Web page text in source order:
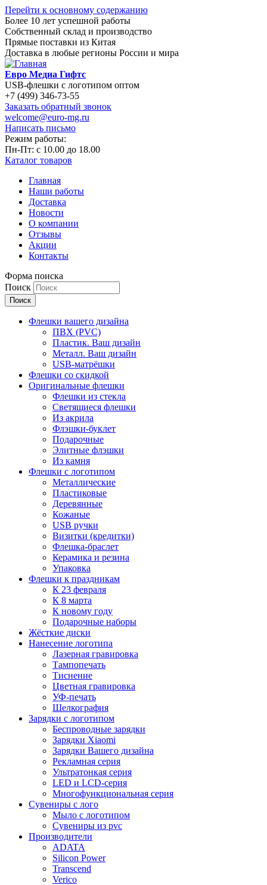
Перейти к основному содержанию
Более 10 лет успешной работы
Собственный склад и производство
Прямые поставки из Китая
Доставка в любые регионы России и мира
Евро Медиа Гифтс
USB-флешки с логотипом оптом
+7 (499) 346-73-55
Заказать обратный звонок
welcome@euro-mg.ru
Написать письмо
Режим работы:
Пн-Пт: с 10.00 до 18.00
Каталог товаров
Главная
Наши работы
Доставка
Новости
О компании
Отзывы
Акции
Контакты
Форма поиска
Поиск
Флешки вашего дизайна
ПВХ (PVC)
Пластик. Ваш дизайн
Металл. Ваш дизайн
USB-матрёшки
Флешки со скидкой
Оригинальные флешки
Флешки из стекла
Светящиеся флешки
Из акрила
Флэшки-буклет
Подарочные
Элитные флэшки
Из камня
Флешки с логотипом
Металлические
Пластиковые
Деревянные
Кожаные
USB ручки
Визитки (кредитки)
Флешка-браслет
Керамика и резина
Упаковка
Флешки к праздникам
К 23 февраля
К 8 марта
К новому году
Подарочные наборы
Жёсткие диски
Нанесение логотипа
Лазерная гравировка
Тампопечать
Тиснение
Цветная гравировка
УФ-печать
Шелкография
Зарядки с логотипом
Беспроводные зарядки
Зарядки Xiaomi
Зарядки Вашего дизайна
Рекламная серия
Ультратонкая серия
LED и LCD-серия
Многофункциональная серия
Сувениры с лого
Мыло с логотипом
Сувениры из pvc
Производители
ADATA
Silicon Power
Transcend
Verico